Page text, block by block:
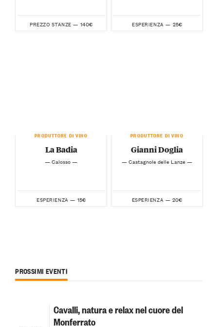
PREZZO STANZE — 140€ ESPERIENZA — 25€
PRODUTTORE DI VINO
La Badia
— Calosso —
ESPERIENZA — 15€
PRODUTTORE DI VINO
Gianni Doglia
— Castagnole delle Lanze —
ESPERIENZA — 20€
PROSSIMI EVENTI
Cavalli, natura e relax nel cuore del
Monferrato